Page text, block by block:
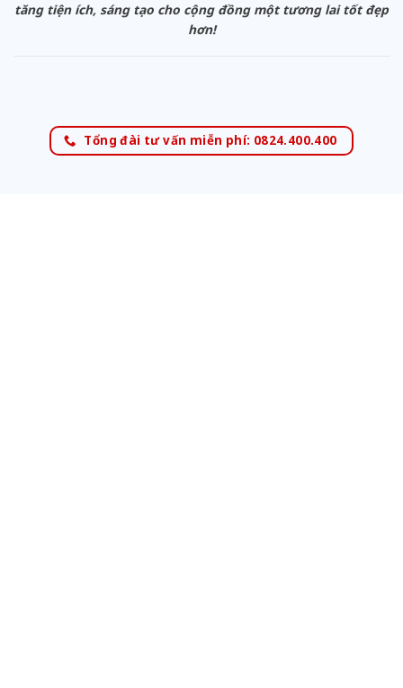
tăng tiện ích, sáng tạo cho cộng đồng một tương lai tốt đẹp
hơn!
Tổng đài tư vấn miễn phí: 0824.400.400